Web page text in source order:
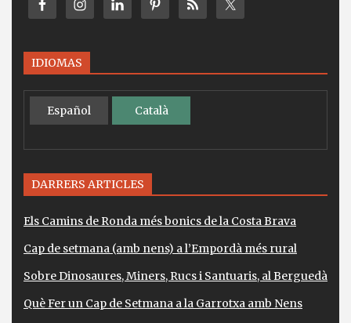
IDIOMAS
Español Català
DARRERS ARTICLES
Els Camins de Ronda més bonics de la Costa Brava
Cap de setmana (amb nens) a l’Empordà més rural
Sobre Dinosaures, Miners, Rucs i Santuaris, al Berguedà
Què Fer un Cap de Setmana a la Garrotxa amb Nens